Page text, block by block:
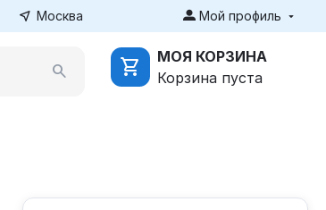
Москва Мой профиль
МОЯ КОРЗИНА
Корзина пуста